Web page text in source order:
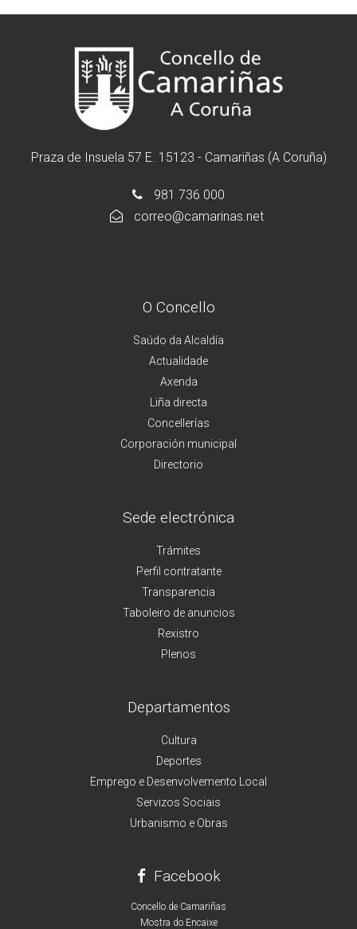
Praza de Insuela 57 E. 15123 - Camariñas (A Coruña)
981 736 000
correo@camarinas.net
O Concello
Saúdo da Alcaldía
Actualidade
Axenda
Liña directa
Concellerías
Corporación municipal
Directorio
Sede electrónica
Trámites
Perfil contratante
Transparencia
Taboleiro de anuncios
Rexistro
Plenos
Departamentos
Cultura
Deportes
Emprego e Desenvolvemento Local
Servizos Sociais
Urbanismo e Obras
Facebook
Concello de Camariñas
Mostra do Encaixe